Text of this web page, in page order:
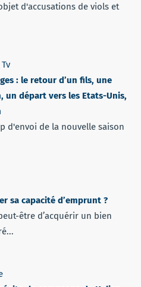
d'accusations de viols et
: le retour d’un fils, une
un départ vers les Etats-Unis,
d'envoi de la nouvelle saison
sa capacité d’emprunt ?
être d’acquérir un bien